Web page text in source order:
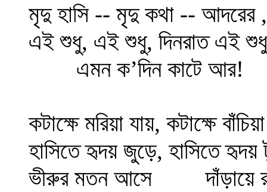
মৃদু হাসি -- মৃদু কথা -- আদরের ,
এই শুধু, এই শুধু, দিনরাত এই
এমন ক’দিন কাটে আর!
কটাক্ষে মরিয়া যায়, কটাক্ষে
হাসিতে হৃদয় জুড়ে, হাসিতে হৃদয়
ভীরুর মতন আসে
দাঁড়ায়ে